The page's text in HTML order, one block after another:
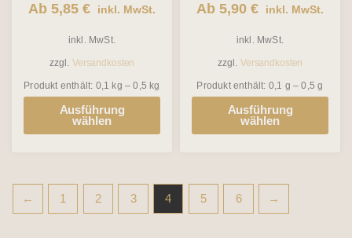
Ab 5,85 € inkl. MwSt.
inkl. MwSt.
zzgl. Versandkosten
Produkt enthält: 0,1 kg – 0,5 kg
Ausführung
wählen
der
Produktseite
gewählt
werden
Ab 5,90 € inkl. MwSt.
inkl. MwSt.
zzgl. Versandkosten
Produkt enthält: 0,1 g – 0,5g
Ausführung
wählen
der
Produktseite
gewählt
werden
← 1 2 3 4 5 6 →